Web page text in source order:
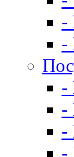
-
-
-
-
-